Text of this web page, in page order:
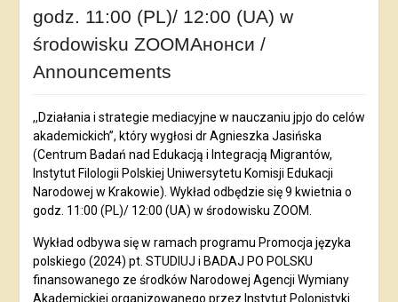
godz. 11:00 (PL)/ 12:00 (UA) w
środowisku ZOOMАнонси /
Announcements
,,Działania i strategie mediacyjne w nauczaniu jpjo do celów
akademickich”, który wygłosi dr Agnieszka Jasińska
(Centrum Badań nad Edukacją i Integracją Migrantów,
Instytut Filologii Polskiej Uniwersytetu Komisji Edukacji
Narodowej w Krakowie). Wykład odbędzie się 9 kwietnia o
godz. 11:00 (PL)/ 12:00 (UA) w środowisku ZOOM.
Wykład odbywa się w ramach programu Promocja języka
polskiego (2024) pt. STUDIUJ i BADAJ PO POLSKU
finansowanego ze środków Narodowej Agencji Wymiany
Akademickiej organizowanego przez Instytut Polonistyki